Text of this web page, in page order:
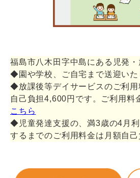
福島市八木田字中島にある児発・
◆園や学校、ご自宅まで送迎いた
◆放課後等デイサービスのご利用
自己負担4,600円です。ご利用料
こちら
◆児童発達支援の、満3歳の4月
するまでのご利用料金は月額自